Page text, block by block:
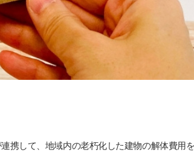
携して、地域内の老朽化した建物の解体費用